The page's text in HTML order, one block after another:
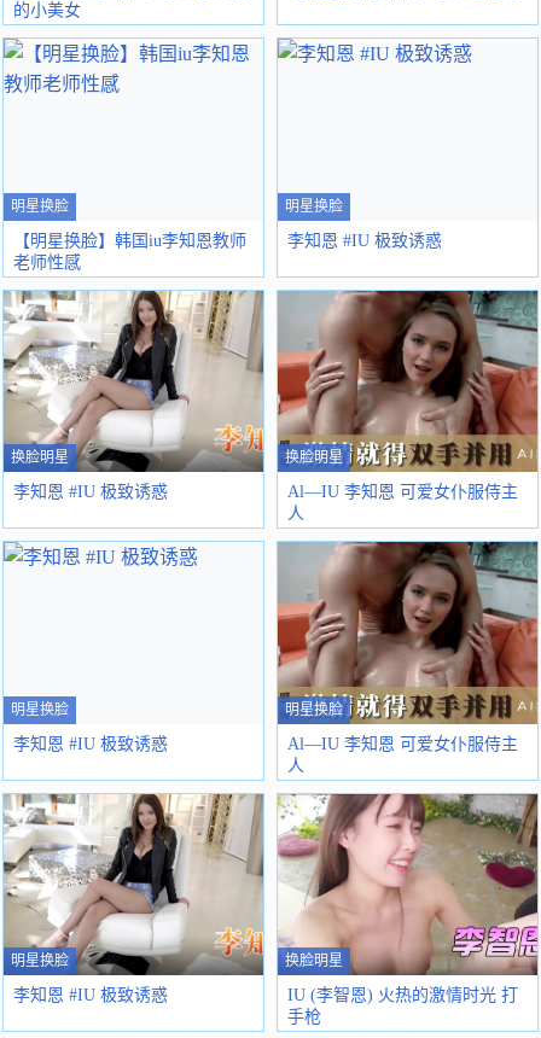
的小美女
明星换脸
【明星换脸】韩国iu李知恩教师
老师性感
明星换脸
李知恩 #IU 极致诱惑
换脸明星
李知恩 #IU 极致诱惑
换脸明星
Al—IU 李知恩 可爱女仆服侍主
人
明星换脸
李知恩 #IU 极致诱惑
明星换脸
Al—IU 李知恩 可爱女仆服侍主
人
明星换脸
李知恩 #IU 极致诱惑
换脸明星
IU (李智恩) 火热的激情时光 打
手枪